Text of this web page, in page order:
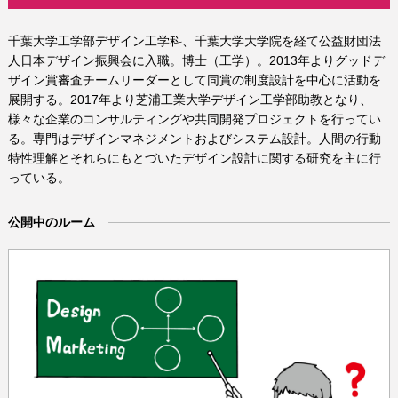
千葉大学工学部デザイン工学科、千葉大学大学院を経て公益財団法
人日本デザイン振興会に入職。博士（工学）。2013年よりグッドデ
ザイン賞審査チームリーダーとして同賞の制度設計を中心に活動を
展開する。2017年より芝浦工業大学デザイン工学部助教となり、
様々な企業のコンサルティングや共同開発プロジェクトを行ってい
る。専門はデザインマネジメントおよびシステム設計。人間の行動
特性理解とそれらにもとづいたデザイン設計に関する研究を主に行
っている。
公開中のルーム